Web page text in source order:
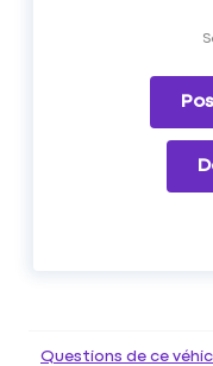
Questions de ce